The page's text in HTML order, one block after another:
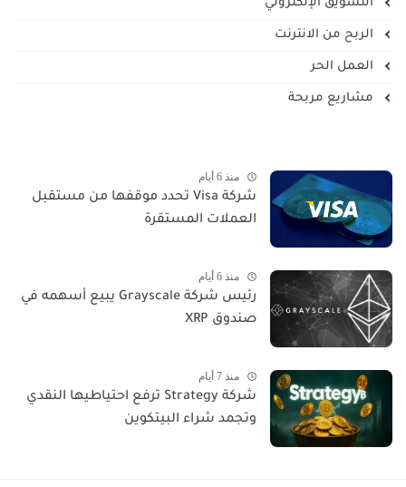
التسويق الإلكتروني
الربح من الانترنت
العمل الحر
مشاريع مربحة
منذ 6 أيام
شركة Visa تحدد موقفها من مستقبل
العملات المستقرة
منذ 6 أيام
رئيس شركة Grayscale يبيع أسهمه في
صندوق XRP
منذ 7 أيام
شركة Strategy ترفع احتياطيها النقدي
وتجمد شراء البيتكوين